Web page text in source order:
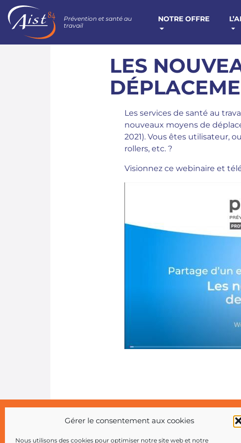
Gérer le consentement aux cookies
Nous utilisons des cookies pour optimiser notre site web et notre
Prévention et santé au
travail
NOTRE OFFRE
LES
Les services de santé au
nouveaux moyens de
2021). Vous êtes utilisateur,
rollers, etc. ?
Visionnez ce webinaire et
Copyright 2026 AIST 84 |Politique de confidentialité